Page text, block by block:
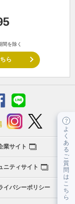
を除く
ら
業サイト
ニティサイト
イバシーポリシー
よ
く
あ
る
ご
質
問
は
こ
ち
ら